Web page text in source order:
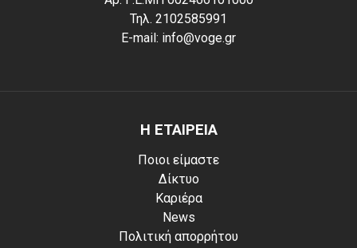
Τηλ. 2102585991
E-mail: info@voge.gr
Η ΕΤΑΙΡΕΙΑ
Ποιοι είμαστε
Δίκτυο
Καριέρα
News
Πολιτική απορρήτου